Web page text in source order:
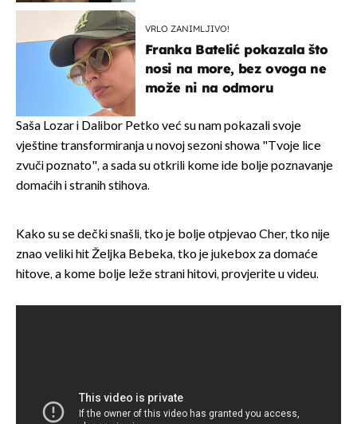
VRLO ZANIMLJIVO!
Franka Batelić pokazala što
nosi na more, bez ovoga ne
može ni na odmoru
Saša Lozar i Dalibor Petko već su nam pokazali svoje
vještine transformiranja u novoj sezoni showa "Tvoje lice
zvuči poznato", a sada su otkrili kome ide bolje poznavanje
domaćih i stranih stihova.
Kako su se dečki snašli, tko je bolje otpjevao Cher, tko nije
znao veliki hit Željka Bebeka, tko je jukebox za domaće
hitove, a kome bolje leže strani hitovi, provjerite u videu.